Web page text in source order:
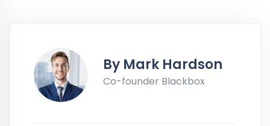
By Mark Hardson
Co-founder Blackbox